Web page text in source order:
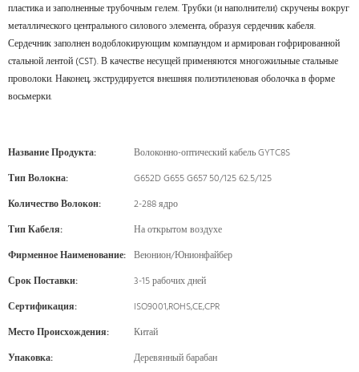
пластика и заполненные трубочным гелем. Трубки (и наполнители) скручены вокруг
металлического центрального силового элемента, образуя сердечник кабеля.
Сердечник заполнен водоблокирующим компаундом и армирован гофрированной
стальной лентой (CST). В качестве несущей применяются многожильные стальные
проволоки. Наконец, экструдируется внешняя полиэтиленовая оболочка в форме
восьмерки.
Название Продукта:
Волоконно-оптический кабель GYTC8S
Тип Волокна:
G652D G655 G657 50/125 62.5/125
Количество Волокон:
2-288 ядро
Тип Кабеля:
На открытом воздухе
Фирменное Наименование: Веюнион/Юнионфайбер
Срок Поставки:
3-15 рабочих дней
Сертификация:
ISO9001,ROHS,CE,CPR
Место Происхождения:
Китай
Упаковка:
Деревянный барабан